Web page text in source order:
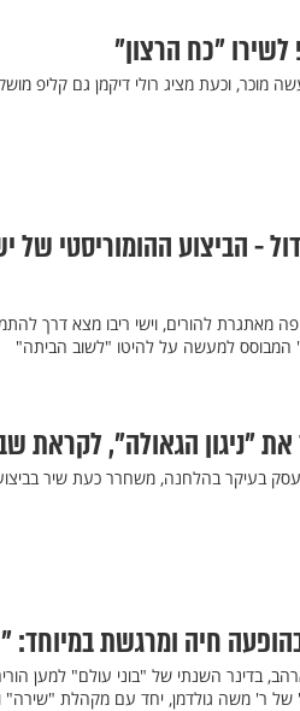
לשירו "כח הרצון"
מוכר, וכעת מציג רולי דיקמן גם קליפ
- הביצוע ההומוריסטי של
מאתגרת להורים, וישי ריבו מצא דרך
המבוסס למעשה על להיטו "לשוב הביתה"
את "ניגון הגאולה", לקראת
בעיקר בהלחנה, משחרר כעת שיר
בהופעה חיה ומרגשת במיוחד:
בארהב, בדינר השנתי של "בוני עולם" למען
של ר' משה גולדמן, יחד עם מקהלת "שירה"